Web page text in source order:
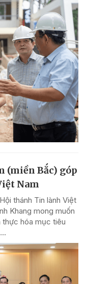
(miền Bắc) góp
Nam
thánh Tin lành Việt
Khang mong muốn
thực hóa mục tiêu